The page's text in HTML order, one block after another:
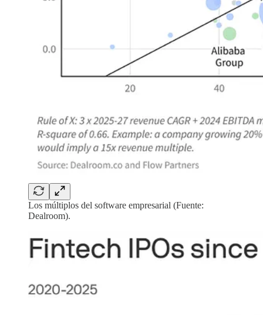
Los múltiplos del software empresarial (Fuente:
Dealroom).